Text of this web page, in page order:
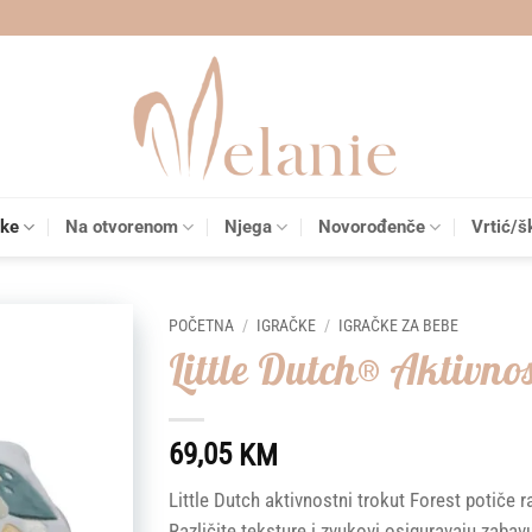
Na otvorenom Njega Novorođenče Vrtić/
POČETNA / IGRAČKE / IGRAČKE ZA BEBE
Little Dutch®
69,05 KM
Little Dutch aktivnostni trokut Forest potiče